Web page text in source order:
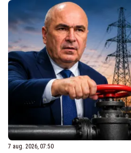
7 aug. 2026, 07:50